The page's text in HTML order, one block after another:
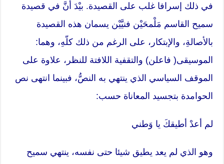
في ذلك إسرافا غلب على القصيدة. بيْدَ أنَّ في قصيدة
سميح القاسم مَلْمحَيْن فنيَّيْن يسمان هذه القصيدة
بالأصالةِ، والإبتكار، على الرغم من ذلك كلّهِ، وهما:
الموسيقى( فاعلن) والتقفية اللافتة للنظر، علاوة على
الموقف السياسي الذي ينتهي به النصُّ، فبينما انتهى نص
الحوامدة بتجسيد المعاناة حسب:
لم أعدْ أطيقكَ يا وَطني
وهو الذي لم يعد يطيق شيئا حتى نفسه، ينتهي سميح